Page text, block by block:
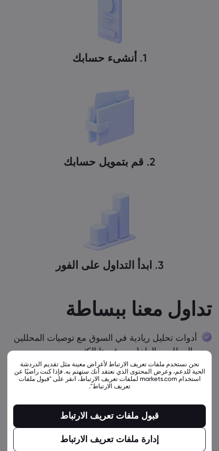
1. أنشىء حسابك
2. قم بتمويل حسابك
3. ابدأ التداول على الفور
تداول معنا ببساطة
أدوات تحليل ريادية في السوق مع توصيات المحللين
والمطلعين الداخليين وغيرها الكثير
شاهد نصائح خبرائنا على XRay مع عدة برامج في
اليوم
الأخبار والتحاليل مع البث المباشر للتحديثات المحرّكة
أدوات تخطيط بياني من المستوى المحترف مع عرض
نحن نستخدم ملفات تعريف الارتباط لأغراض معينة مثل تقديم الدردشة
الحية للدعم، وعرض المحتوى الذي نعتقد أنك ستهتم به. فإذا كنت راضيًا عن
استخدام markets.com لملفات تعريف الارتباط، انقر على "قبول ملفات
تعريف الارتباط".
قبول ملفات تعريف الارتباط
إدارة ملفات تعريف الارتباط